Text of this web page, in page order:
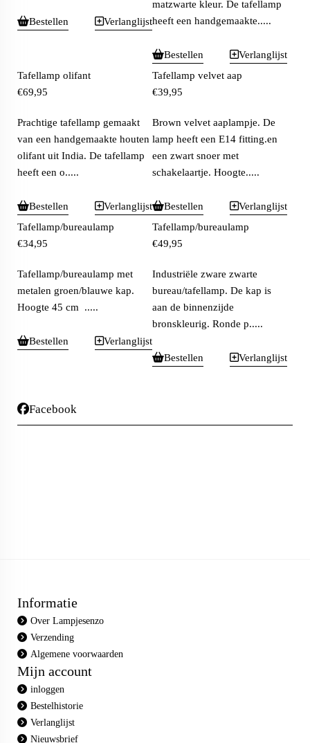
Bestellen Verlanglijst
matzwarte kleur. De tafellamp
heeft een handgemaakte.....
Bestellen
Verlanglijst
Tafellamp olifant
€69,95
Prachtige tafellamp gemaakt
van een handgemaakte houten
olifant uit India. De tafellamp
heeft een o.....
Bestellen Verlanglijst
Tafellamp velvet aap
€39,95
Brown velvet aaplampje. De
lamp heeft een E14 fitting.en
een zwart snoer met
schakelaartje. Hoogte.....
Bestellen
Verlanglijst
Tafellamp/bureaulamp
€34,95
Tafellamp/bureaulamp met
metalen groen/blauwe kap.
Hoogte 45 cm .....
Bestellen Verlanglijst
Tafellamp/bureaulamp
€49,95
Industriële zware zwarte
bureau/tafellamp. De kap is
aan de binnenzijde
bronskleurig. Ronde p.....
Bestellen Verlanglijst
Facebook
Informatie
Over Lampjesenzo
Verzending
Algemene voorwaarden
Mijn account
inloggen
Bestelhistorie
Verlanglijst
Nieuwsbrief